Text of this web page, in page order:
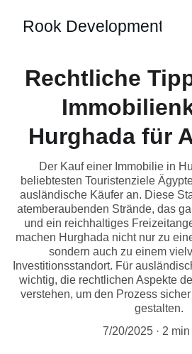
Rook Development
Rechtliche
Hurghada für
Der Kauf einer Immobilie in
beliebtesten Touristenziele
ausländische Käufer an. Diese
atemberaubenden Strände, das
und ein reichhaltiges
machen Hurghada nicht nur zu
sondern auch zu einem
Investitionsstandort. Für
wichtig, die rechtlichen Aspekte
verstehen, um den Prozess
gestalten.
7/20/2025
2 min